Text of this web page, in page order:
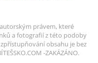
právem, které
a fotografií z této podoby
obsahu je bez
-ZAKÁZÁNO.